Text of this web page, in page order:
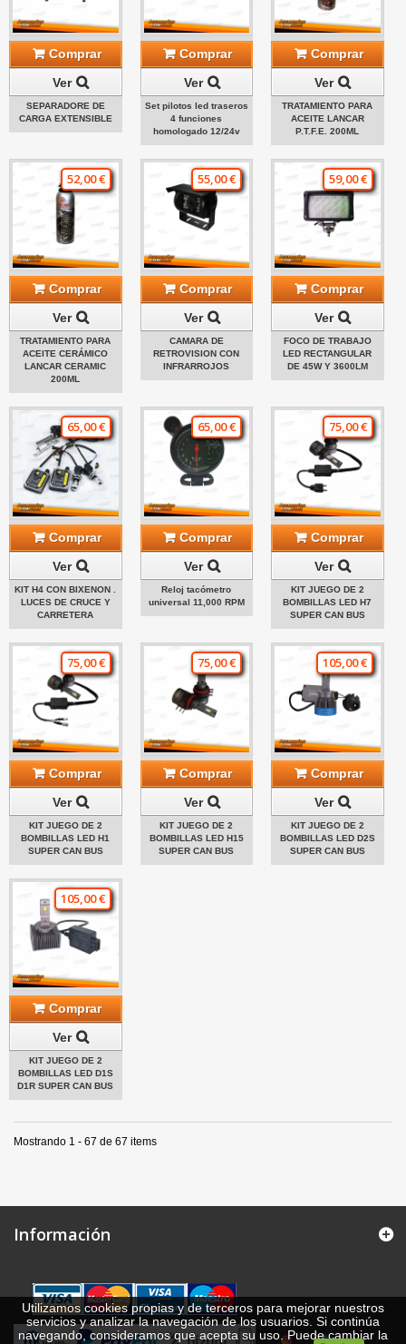
Comprar
Ver
SEPARADORE DE
CARGA EXTENSIBLE
Comprar
Ver
Set pilotos led traseros
4 funciones
homologado 12/24v
Comprar
Ver
TRATAMIENTO PARA
ACEITE LANCAR
P.T.F.E. 200ML
52,00 €
Comprar
Ver
TRATAMIENTO PARA
ACEITE CERÁMICO
LANCAR CERAMIC
200ML
55,00 €
Comprar
Ver
CAMARA DE
RETROVISION CON
INFRARROJOS
59,00 €
Comprar
Ver
FOCO DE TRABAJO
LED RECTANGULAR
DE 45W Y 3600LM
65,00 €
Comprar
Ver
KIT H4 CON BIXENON .
LUCES DE CRUCE Y
CARRETERA
65,00 €
Comprar
Ver
Reloj tacómetro
universal 11,000 RPM
75,00 €
Comprar
Ver
KIT JUEGO DE 2
BOMBILLAS LED H7
SUPER CAN BUS
75,00 €
Comprar
Ver
KIT JUEGO DE 2
BOMBILLAS LED H1
SUPER CAN BUS
75,00 €
Comprar
Ver
KIT JUEGO DE 2
BOMBILLAS LED H15
SUPER CAN BUS
105,00 €
Comprar
Ver
KIT JUEGO DE 2
BOMBILLAS LED D2S
SUPER CAN BUS
105,00 €
Comprar
Ver
KIT JUEGO DE 2
BOMBILLAS LED D1S
D1R SUPER CAN BUS
Mostrando 1 - 67 de 67 items
Información
Utilizamos cookies propias y de terceros para mejorar nuestros
servicios y analizar la navegación de los usuarios. Si continúa
navegando, consideramos que acepta su uso. Puede cambiar la